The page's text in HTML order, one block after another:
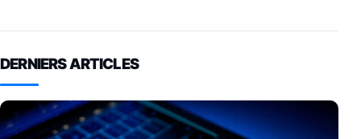
DERNIERS ARTICLES